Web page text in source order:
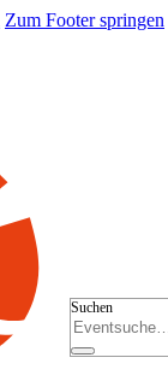
Zum Footer springen
Suchen